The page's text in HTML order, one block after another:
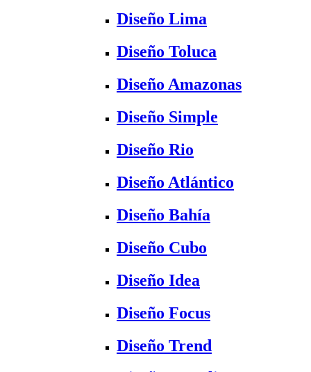
Diseño Lima
Diseño Toluca
Diseño Amazonas
Diseño Simple
Diseño Rio
Diseño Atlántico
Diseño Bahía
Diseño Cubo
Diseño Idea
Diseño Focus
Diseño Trend